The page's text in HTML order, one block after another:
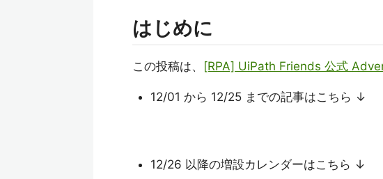
はじめに
この投稿は、 [RPA] UiPath Friends 公式
12/01 から 12/25 までの記事はこちら ↓
12/26 以降の増設カレンダーはこちら ↓